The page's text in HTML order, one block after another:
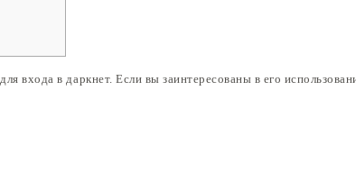
входа в даркнет. Если вы заинтересованы в его